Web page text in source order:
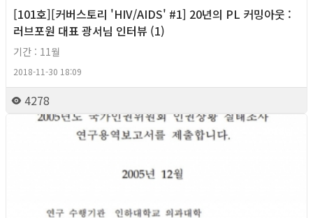
[101호][커버스토리 'HIV/AIDS' #1] 20년의 PL 커밍아웃 :
러브포원 대표 광서님 인터뷰 (1)
기간 : 11월
2018-11-30 18:09
4278